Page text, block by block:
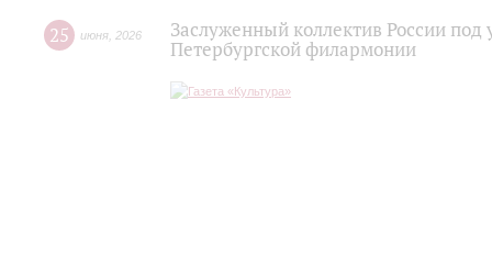
25 июня 2026
Заслуженный коллектив России
Петербургской филармонии